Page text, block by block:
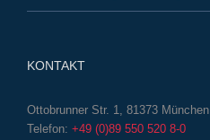
KONTAKT
Ottobrunner Str. 1, 81373 München
Telefon: +49 (0)89 550 520 8-0